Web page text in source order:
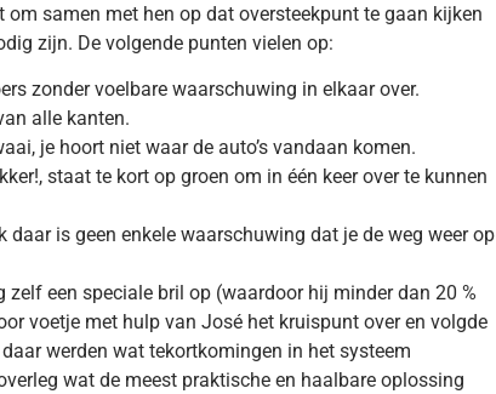
samen met hen op dat oversteekpunt te gaan kijken
zijn. De volgende punten vielen op:
zonder voelbare waarschuwing in elkaar over.
alle kanten.
je hoort niet waar de auto’s vandaan komen.
staat te kort op groen om in één keer over te kunnen
is geen enkele waarschuwing dat je de weg weer op
een speciale bril op (waardoor hij minder dan 20 %
voetje met hulp van José het kruispunt over en volgde
werden wat tekortkomingen in het systeem
wat de meest praktische en haalbare oplossing